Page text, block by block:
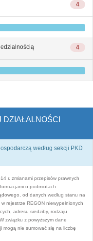
4
4
według sekcji PKD
r. zmianami przepisów prawnych
o podmiotach
od danych według stanu na
rejestrze REGON niewypełnionych
adresu siedziby, rodzaju
związku z powyższym dane
mogą nie sumować się na liczbę